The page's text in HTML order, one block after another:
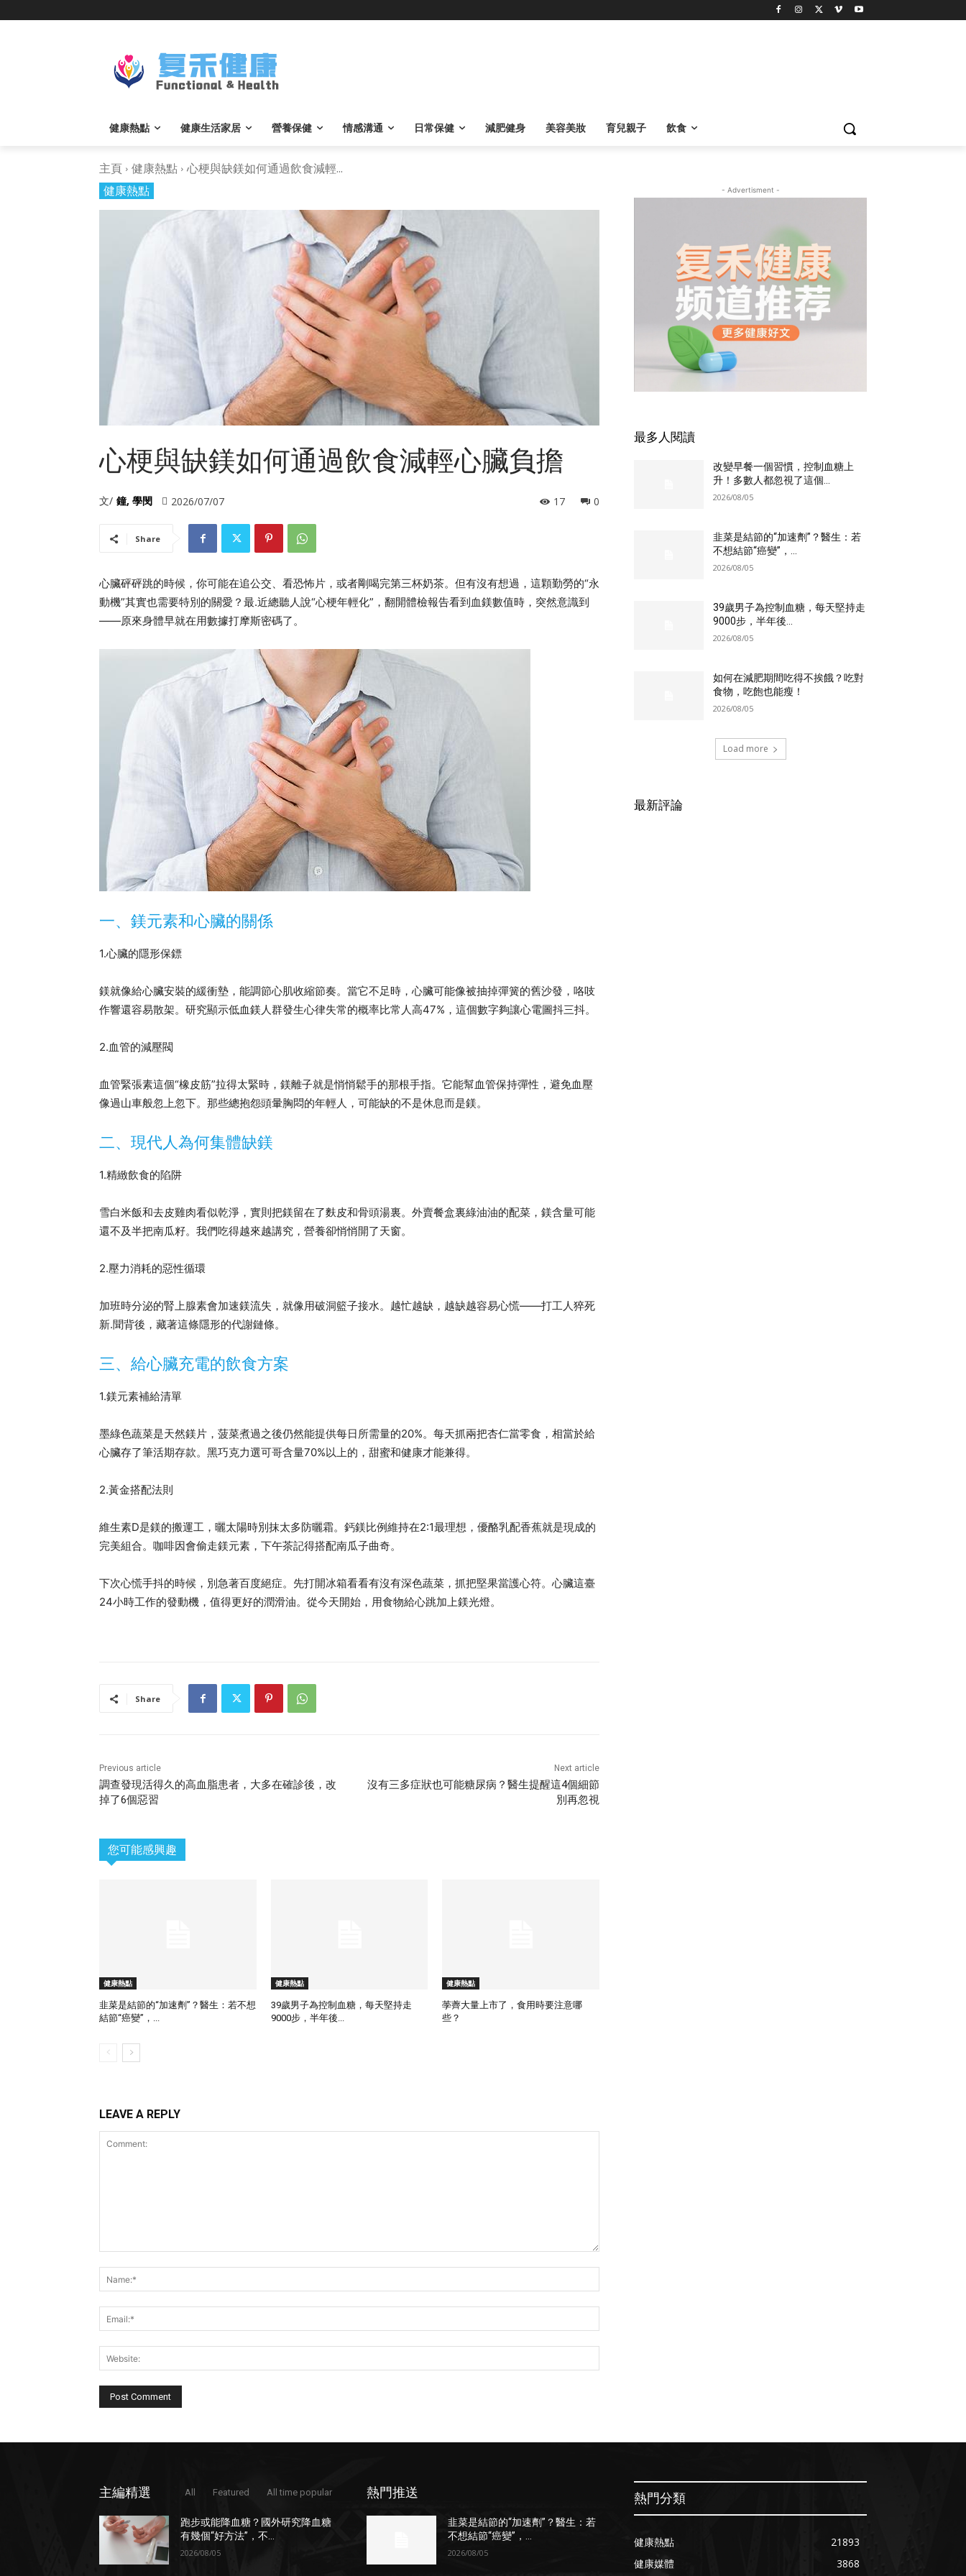
健康熱點 健康生活家居 營養保健 情感溝通 日常保健 減肥健身 美容美妝 育兒親子 飲食
主頁 健康熱點 心梗與缺鎂如何通過飲食減輕...
健康熱點
心梗與缺鎂如何通過飲食減輕心臟負擔
文/ 鐘, 學閔 2026/07/07 0
17
Share
心臟砰砰跳的時候，你可能在追公交、看恐怖片，或者剛喝完第三杯奶茶。但有沒有想過，這顆勤勞的“永
動機”其實也需要特別的關愛？最.近總聽人說“心梗年輕化”，翻開體檢報告看到血鎂數值時，突然意識到
——原來身體早就在用數據打摩斯密碼了。
一、鎂元素和心臟的關係
1.心臟的隱形保鏢
鎂就像給心臟安裝的緩衝墊，能調節心肌收縮節奏。當它不足時，心臟可能像被抽掉彈簧的舊沙發，咯吱
作響還容易散架。研究顯示低血鎂人群發生心律失常的概率比常人高47%，這個數字夠讓心電圖抖三抖。
2.血管的減壓閥
血管緊張素這個“橡皮筋”拉得太緊時，鎂離子就是悄悄鬆手的那根手指。它能幫血管保持彈性，避免血壓
像過山車般忽上忽下。那些總抱怨頭暈胸悶的年輕人，可能缺的不是休息而是鎂。
二、現代人為何集體缺鎂
1.精緻飲食的陷阱
雪白米飯和去皮雞肉看似乾淨，實則把鎂留在了麩皮和骨頭湯裏。外賣餐盒裏綠油油的配菜，鎂含量可能
還不及半把南瓜籽。我們吃得越來越講究，營養卻悄悄開了天窗。
2.壓力消耗的惡性循環
加班時分泌的腎上腺素會加速鎂流失，就像用破洞籃子接水。越忙越缺，越缺越容易心慌——打工人猝死
新.聞背後，藏著這條隱形的代謝鏈條。
三、給心臟充電的飲食方案
1.鎂元素補給清單
墨綠色蔬菜是天然鎂片，菠菜煮過之後仍然能提供每日所需量的20%。每天抓兩把杏仁當零食，相當於給
心臟存了筆活期存款。黑巧克力選可哥含量70%以上的，甜蜜和健康才能兼得。
2.黃金搭配法則
維生素D是鎂的搬運工，曬太陽時別抹太多防曬霜。鈣鎂比例維持在2:1最理想，優酪乳配香蕉就是現成的
完美組合。咖啡因會偷走鎂元素，下午茶記得搭配南瓜子曲奇。
下次心慌手抖的時候，別急著百度絕症。先打開冰箱看看有沒有深色蔬菜，抓把堅果當護心符。心臟這臺
24小時工作的發動機，值得更好的潤滑油。從今天開始，用食物給心跳加上鎂光燈。
Share
Previous article
調查發現活得久的高血脂患者，大多在確診後，改
掉了6個惡習
Next article
沒有三多症狀也可能糖尿病？醫生提醒這4個細節
別再忽視
您可能感興趣
健康熱點
韭菜是結節的“加速劑”？醫生：若不想
結節“癌變”，...
健康熱點
39歲男子為控制血糖，每天堅持走
9000步，半年後...
健康熱點
荸薺大量上市了，食用時要注意哪
些？
LEAVE A REPLY
- Advertisment -
最多人閱讀
改變早餐一個習慣，控制血糖上
升！多數人都忽視了這個...
2026/08/05
韭菜是結節的“加速劑”？醫生：若
不想結節“癌變”，...
2026/08/05
39歲男子為控制血糖，每天堅持走
9000步，半年後...
2026/08/05
如何在減肥期間吃得不挨餓？吃對
食物，吃飽也能瘦！
2026/08/05
Load more
最新評論
主編精選 All Featured All time popular
跑步或能降血糖？國外研究降血糖
有幾個“好方法”，不...
2026/08/05
熱門推送
韭菜是結節的“加速劑”？醫生：若
不想結節“癌變”，...
2026/08/05
熱門分類
健康熱點
21893
健康媒體
3868